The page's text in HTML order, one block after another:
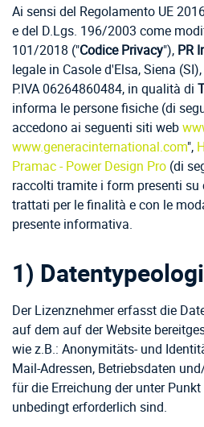
Ai sensi del Regolamento UE
e del D.Lgs. 196/2003 come
101/2018 ("Codice Privacy"), PR
legale in Casole d'Elsa, Siena
P.IVA 06264860484, in qualità di
informa le persone fisiche (di
accedono ai seguenti siti web
www.generacinternational.com",
Pramac - Power Design Pro (di
raccolti tramite i form presenti
trattati per le finalità e con le
presente informativa.
1)
Der Lizenznehmer erfasst die
auf dem auf der Website
wie z.B.: Anonymitäts- und
Mail-Adressen, Betriebsdaten
für die Erreichung der unter
unbedingt erforderlich sind.